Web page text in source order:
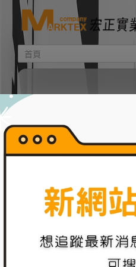
重要新聞
新網站上線